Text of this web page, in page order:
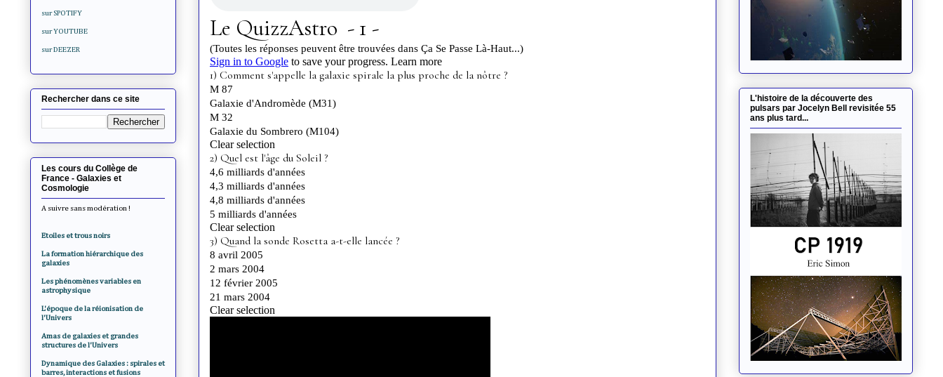
sur SPOTIFY
sur YOUTUBE
sur DEEZER
Rechercher dans ce site
Les cours du Collège de
France - Galaxies et
Cosmologie
A suivre sans modération !
Etoiles et trous noirs
La formation hiérarchique des
galaxies
Les phénomènes variables en
astrophysique
L'époque de la réionisation de
l'Univers
Amas de galaxies et grandes
structures de l'Univers
Dynamique des Galaxies : spirales et
barres, interactions et fusions
L'histoire de la découverte des
pulsars par Jocelyn Bell revisitée 55
ans plus tard...